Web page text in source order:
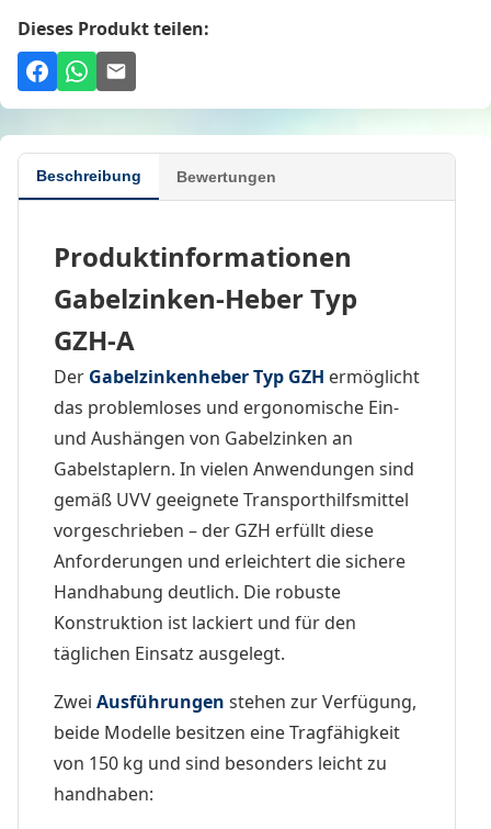
Dieses Produkt teilen:
Beschreibung Bewertungen
Produktinformationen
Gabelzinken-Heber Typ
GZH-A
Der Gabelzinkenheber Typ GZH ermöglicht
das problemloses und ergonomische Ein-
und Aushängen von Gabelzinken an
Gabelstaplern. In vielen Anwendungen sind
gemäß UVV geeignete Transporthilfsmittel
vorgeschrieben – der GZH erfüllt diese
Anforderungen und erleichtert die sichere
Handhabung deutlich. Die robuste
Konstruktion ist lackiert und für den
täglichen Einsatz ausgelegt.
Zwei Ausführungen stehen zur Verfügung,
beide Modelle besitzen eine Tragfähigkeit
von 150 kg und sind besonders leicht zu
handhaben: